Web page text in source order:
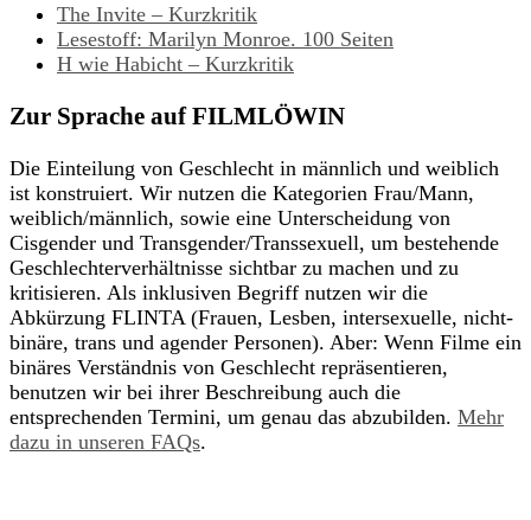
The Invite – Kurzkritik
Lesestoff: Marilyn Monroe. 100 Seiten
H wie Habicht – Kurzkritik
Zur Sprache auf FILMLÖWIN
Die Einteilung von Geschlecht in männlich und weiblich
ist konstruiert. Wir nutzen die Kategorien Frau/Mann,
weiblich/männlich, sowie eine Unterscheidung von
Cisgender und Transgender/Transsexuell, um bestehende
Geschlechterverhältnisse sichtbar zu machen und zu
kritisieren. Als inklusiven Begriff nutzen wir die
Abkürzung FLINTA (Frauen, Lesben, intersexuelle, nicht-
binäre, trans und agender Personen). Aber: Wenn Filme ein
binäres Verständnis von Geschlecht repräsentieren,
benutzen wir bei ihrer Beschreibung auch die
entsprechenden Termini, um genau das abzubilden. Mehr
dazu in unseren FAQs.